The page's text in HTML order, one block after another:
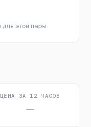
этой пары.
ЦЕНА ЗА 12 ЧАСОВ
—